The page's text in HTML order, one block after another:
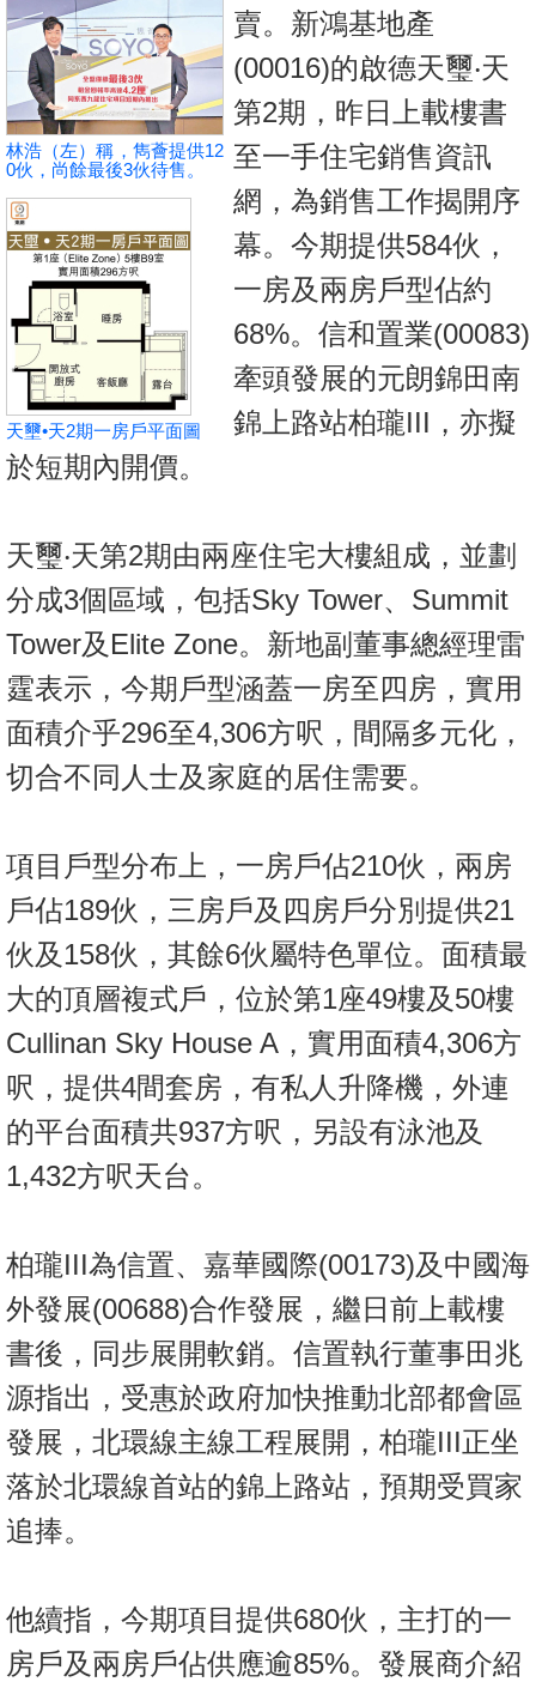
地
產
新
聞
數
據
公
佈
置
業
手
冊
關
們
林浩（左）稱，雋薈提供12
0伙，尚餘最後3伙待售。
天壐•天2期一房戶平面圖
賣。新鴻基地產
(00016)的啟德天璽‧天
第2期，昨日上載樓書
至一手住宅銷售資訊
網，為銷售工作揭開序
幕。今期提供584伙，
一房及兩房戶型佔約
68%。信和置業(00083)
牽頭發展的元朗錦田南
錦上路站柏瓏III，亦擬
於短期內開價。
天璽‧天第2期由兩座住宅大樓組成，並劃
分成3個區域，包括Sky Tower、Summit
Tower及Elite Zone。新地副董事總經理雷
霆表示，今期戶型涵蓋一房至四房，實用
面積介乎296至4,306方呎，間隔多元化，
切合不同人士及家庭的居住需要。
項目戶型分布上，一房戶佔210伙，兩房
戶佔189伙，三房戶及四房戶分別提供21
伙及158伙，其餘6伙屬特色單位。面積最
大的頂層複式戶，位於第1座49樓及50樓
Cullinan Sky House A，實用面積4,306方
呎，提供4間套房，有私人升降機，外連
的平台面積共937方呎，另設有泳池及
1,432方呎天台。
柏瓏III為信置、嘉華國際(00173)及中國海
外發展(00688)合作發展，繼日前上載樓
書後，同步展開軟銷。信置執行董事田兆
源指出，受惠於政府加快推動北部都會區
發展，北環線主線工程展開，柏瓏III正坐
落於北環線首站的錦上路站，預期受買家
追捧。
他續指，今期項目提供680伙，主打的一
房戶及兩房戶佔供應逾85%。發展商介紹